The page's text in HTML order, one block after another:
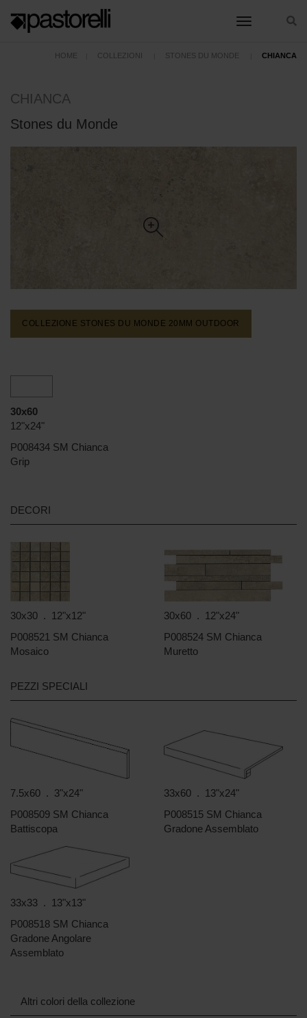
toggle
HOME COLLEZIONI STONES DU MONDE CHIANCA
CHIANCA
Stones du Monde
COLLEZIONE STONES DU MONDE 20MM OUTDOOR
30x60
12"x24"
P008434 SM Chianca
Grip
DECORI
30x30 . 12"x12"
P008521 SM Chianca
Mosaico
30x60 . 12"x24"
P008524 SM Chianca
Muretto
PEZZI SPECIALI
7.5x60 . 3"x24"
P008509 SM Chianca
Battiscopa
33x60 . 13"x24"
P008515 SM Chianca
Gradone Assemblato
33x33 . 13"x13"
P008518 SM Chianca
Gradone Angolare
Assemblato
Altri colori della collezione